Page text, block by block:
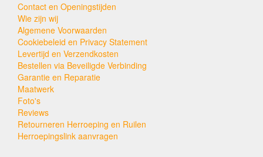
Contact en Openingstijden
Wie zijn wij
Algemene Voorwaarden
Cookiebeleid en Privacy Statement
Levertijd en Verzendkosten
Bestellen via Beveiligde Verbinding
Garantie en Reparatie
Maatwerk
Foto's
Reviews
Retourneren Herroeping en Ruilen
Herroepingslink aanvragen